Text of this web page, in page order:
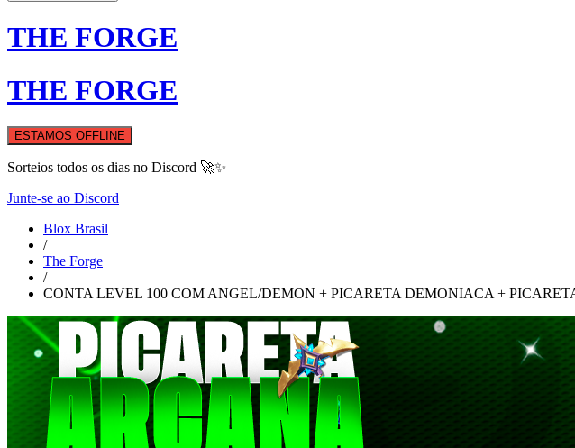
THE FORGE
THE FORGE
ESTAMOS OFFLINE
Sorteios todos os dias no Discord 🚀✨
Junte-se ao Discord
Blox Brasil
/
The Forge
/
CONTA LEVEL 100 COM ANGEL/DEMON + PICARETA DEMONIACA +